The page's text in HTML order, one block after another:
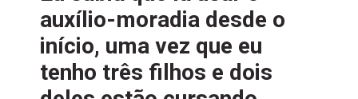
auxílio-moradia desde o
início, uma vez que eu
tenho três filhos e dois